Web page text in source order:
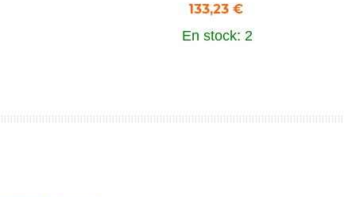
133,23 €
En stock: 2